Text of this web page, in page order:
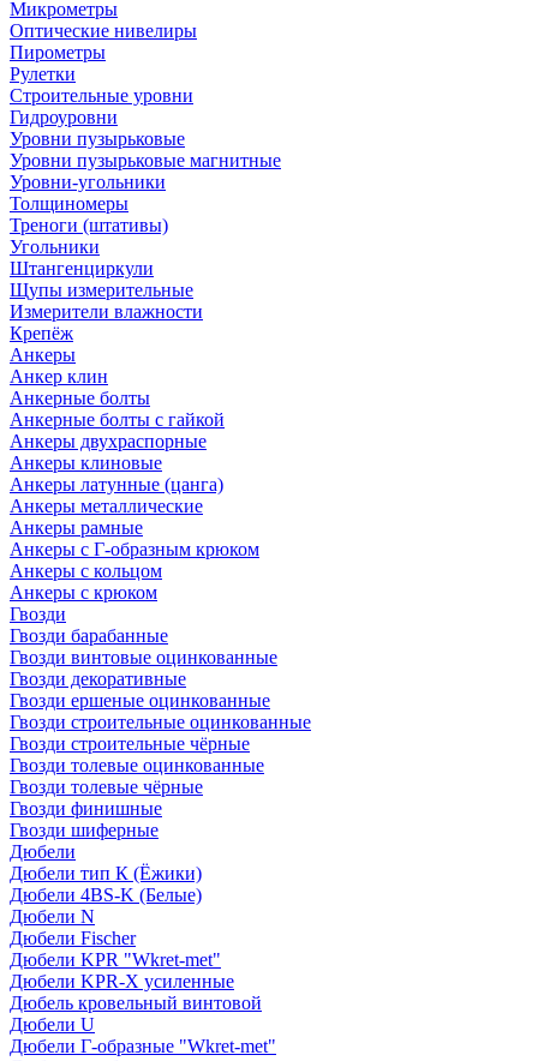
Микрометры
Оптические нивелиры
Пирометры
Рулетки
Строительные уровни
Гидроуровни
Уровни пузырьковые
Уровни пузырьковые магнитные
Уровни-угольники
Толщиномеры
Треноги (штативы)
Угольники
Штангенциркули
Щупы измерительные
Измерители влажности
Крепёж
Анкеры
Анкер клин
Анкерные болты
Анкерные болты с гайкой
Анкеры двухраспорные
Анкеры клиновые
Анкеры латунные (цанга)
Анкеры металлические
Анкеры рамные
Анкеры с Г-образным крюком
Анкеры с кольцом
Анкеры с крюком
Гвозди
Гвозди барабанные
Гвозди винтовые оцинкованные
Гвозди декоративные
Гвозди ершеные оцинкованные
Гвозди строительные оцинкованные
Гвозди строительные чёрные
Гвозди толевые оцинкованные
Гвозди толевые чёрные
Гвозди финишные
Гвозди шиферные
Дюбели
Дюбели тип К (Ёжики)
Дюбели 4BS-K (Белые)
Дюбели N
Дюбели Fischer
Дюбели KPR "Wkret-met"
Дюбели KPR-Х усиленные
Дюбель кровельный винтовой
Дюбели U
Дюбели Г-образные "Wkret-met"